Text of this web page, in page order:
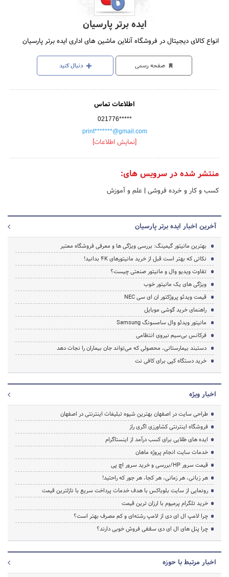
ایده برتر پارسیان
انواع کالای دیجیتال در فروشگاه آنلاین ماشین های اداری ایده برتر پارسیان
صفحه رسمی دنبال کنید
اطلاعات تماس
021776*****
print*******@gmail.com
[نمایش اطلاعات]
منتشر شده در سرویس های:
کسب و کار و خرده فروشی | علم و آموزش
آخرین اخبار ایده برتر پارسیان
بهترین مانیتور گیمینگ: بررسی ویژگی ها و معرفی فروشگاه معتبر
نکاتی که بهتر است قبل از خرید مانیتورهای 4K بدانید!
تفاوت ویدیو وال و مانیتور صنعتی چیست؟
ویژگی های یک مانیتور خوب
قیمت ویدئو پروژکتور ان ای سی NEC
راهنمای خرید گوشی موبایل
مانیتور ویدئو وال سامسونگ Samsung
فرکانس بی‌سیم نیروی انتظامی
دستبند بیمارستانی، محصولی که می‌تواند جان بیماران را نجات دهد
خرید دستگاه کپی برای کافی نت
اخبار ویژه
طراحی سایت در اصفهان بهترین شیوه تبلیغات اینترنتی در اصفهان
فروشگاه اینترنتی کشاورزی اگری راز
ایده های طلایی برای کسب درآمد از اینستاگرام
خدمات سایت انجام پروژه ماهان
قیمت سرور HP/بررسی و خرید سرور اچ پی
هر زبانی، هر زمانی، هر کجا، هر جور که راحتید!
رونمایی از سایت بلوباکس با هدف خدمات پرداخت سریع با نازلترین قیمت
خرید تلگرام پرمیوم با ارزان ترین قیمت
چرا لامپ ال ای دی از لامپ رشته‌ای و کم مصرف بهتر است؟
چرا پنل های ال ای دی سقفی فروش خوبی دارند؟
اخبار مرتبط با حوزه